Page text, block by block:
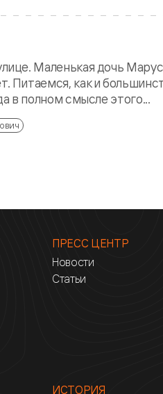
Маленькая дочь
Питаемся, как и
в полном смысле этого...
ПРЕСС ЦЕНТР
Новости
Статьи
ИСТОРИЯ